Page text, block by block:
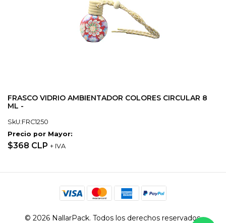
FRASCO VIDRIO AMBIENTADOR COLORES CIRCULAR 8
ML -
SkU:FRC1250
Precio por Mayor:
$368 CLP + IVA
© 2026 NallarPack. Todos los derechos reservados.